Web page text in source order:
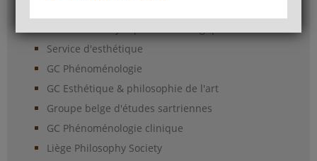
Service d'esthétique
GC Phénoménologie
GC Esthétique & philosophie de l'art
Groupe belge d'études sartriennes
GC Phénoménologie clinique
Liège Philosophy Society